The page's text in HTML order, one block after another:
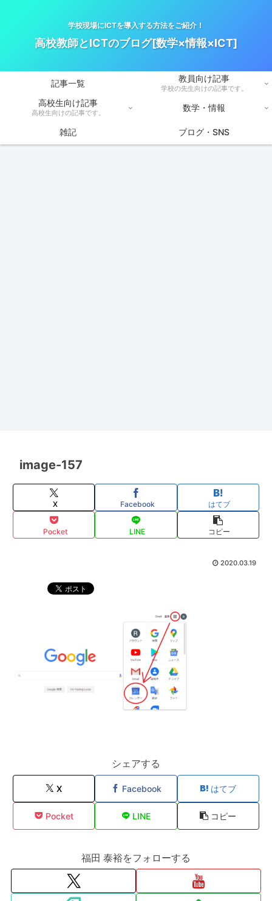
学校現場にICTを導入する方法をご紹介！
高校教師とICTのブログ[数学×情報×ICT]
記事一覧 教員向け記事
学校の先生向けの記事です。
高校生向け記事
高校生向けの記事です。 数学・情報
雑記 ブログ・SNS
image-157
X Facebook はてブ
Pocket LINE コピー
2020.03.19
シェアする
X Facebook はてブ
Pocket LINE コピー
福田 泰裕をフォローする